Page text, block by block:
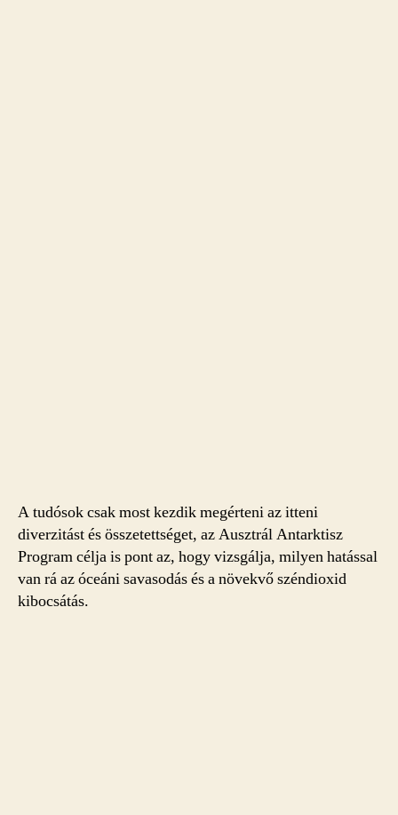
A tudósok csak most kezdik megérteni az itteni
diverzitást és összetettséget, az Ausztrál Antarktisz
Program célja is pont az, hogy vizsgálja, milyen hatással
van rá az óceáni savasodás és a növekvő széndioxid
kibocsátás.